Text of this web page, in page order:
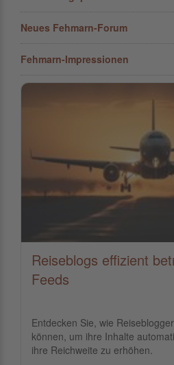
Neues Fehmarn-Forum
Fehmarn-Impressionen
Reiseblogs effizient
Feeds
Entdecken Sie, wie
können, um ihre Inhalte
ihre Reichweite zu erhöhen.